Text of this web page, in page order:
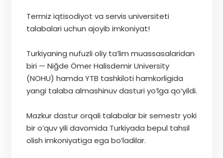
Termiz iqtisodiyot va servis universiteti
talabalari uchun ajoyib imkoniyat!
Turkiyaning nufuzli oliy ta’lim muassasalaridan
biri — Niğde Ömer Halisdemir University
(NOHU) hamda YTB tashkiloti hamkorligida
yangi talaba almashinuv dasturi yo‘lga qo‘yildi.
Mazkur dastur orqali talabalar bir semestr yoki
bir o‘quv yili davomida Turkiyada bepul tahsil
olish imkoniyatiga ega bo‘ladilar.